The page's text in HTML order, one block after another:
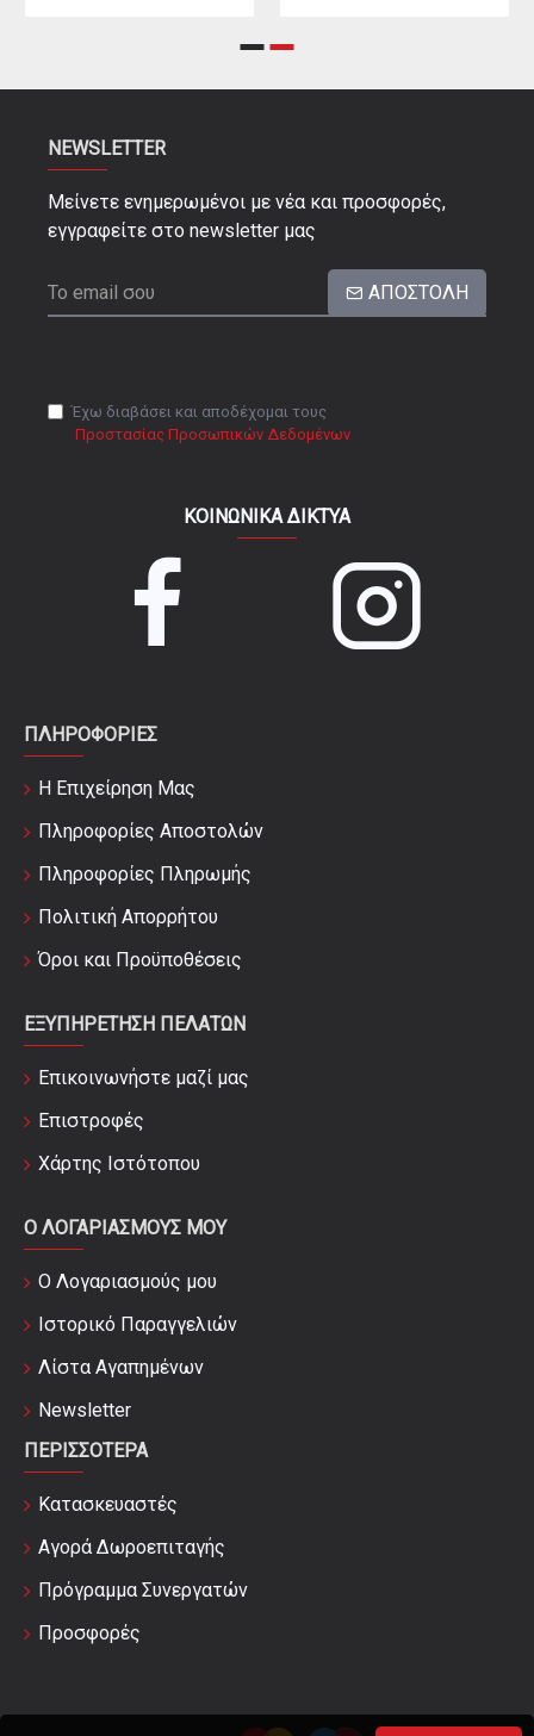
NEWSLETTER
Μείνετε ενημερωμένοι με νέα και προσφορές,
εγγραφείτε στο newsletter μας
ΑΠΟΣΤΟΛΉ
Έχω διαβάσει και αποδέχομαι τους
Προστασίας Προσωπικών Δεδομένων
ΚΟΙΝΩΝΙΚΆ ΔΊΚΤΥΑ
ΠΛΗΡΟΦΟΡΊΕΣ
Η Επιχείρηση Μας
Πληροφορίες Αποστολών
Πληροφορίες Πληρωμής
Πολιτική Απορρήτου
Όροι και Προϋποθέσεις
ΕΞΥΠΗΡΈΤΗΣΗ ΠΕΛΑΤΏΝ
Επικοινωνήστε μαζί μας
Επιστροφές
Χάρτης Ιστότοπου
Ο ΛΟΓΑΡΙΑΣΜΟΎΣ ΜΟΥ
Ο Λογαριασμούς μου
Ιστορικό Παραγγελιών
Λίστα Αγαπημένων
Newsletter
ΠΕΡΙΣΣΌΤΕΡΑ
Κατασκευαστές
Αγορά Δωροεπιταγής
Πρόγραμμα Συνεργατών
Προσφορές